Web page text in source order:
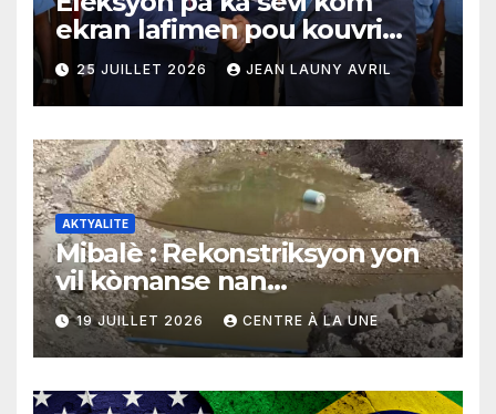
ekran lafimen pou kouvri
echèk tranzisyon an
25 JUILLET 2026 JEAN LAUNY AVRIL
AKTYALITE
Mibalè : Rekonstriksyon yon
vil kòmanse nan
rekonstriksyon lespri moun
yo
19 JUILLET 2026 CENTRE À LA UNE